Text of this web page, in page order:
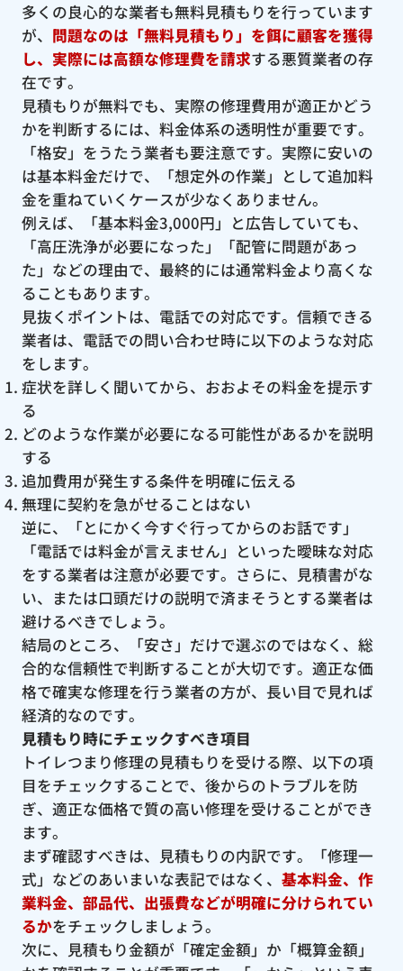
多くの良心的な業者も無料見積もりを行っています
が、 問題なのは「無料見積もり」を餌に顧客を獲得
し、実際には高額な修理費を請求する悪質業者の存
在です。
見積もりが無料でも、実際の修理費用が適正かどう
かを判断するには、料金体系の透明性が重要です。
「格安」をうたう業者も要注意です。実際に安いの
は基本料金だけで、「想定外の作業」として追加料
金を重ねていくケースが少なくありません。
例えば、「基本料金3,000円」と広告していても、
「高圧洗浄が必要になった」「配管に問題があっ
た」などの理由で、最終的には通常料金より高くな
ることもあります。
見抜くポイントは、電話での対応です。信頼できる
業者は、電話での問い合わせ時に以下のような対応
をします。
症状を詳しく聞いてから、おおよその料金を提示す
る
どのような作業が必要になる可能性があるかを説明
する
追加費用が発生する条件を明確に伝える
無理に契約を急がせることはない
逆に、「とにかく今すぐ行ってからのお話です」
「電話では料金が言えません」といった曖昧な対応
をする業者は注意が必要です。さらに、見積書がな
い、または口頭だけの説明で済まそうとする業者は
避けるべきでしょう。
結局のところ、「安さ」だけで選ぶのではなく、総
合的な信頼性で判断することが大切です。適正な価
格で確実な修理を行う業者の方が、長い目で見れば
経済的なのです。
見積もり時にチェックすべき項目
トイレつまり修理の見積もりを受ける際、以下の項
目をチェックすることで、後からのトラブルを防
ぎ、適正な価格で質の高い修理を受けることができ
ます。
まず確認すべきは、見積もりの内訳です。「修理一
式」などのあいまいな表記ではなく、 基本料金、作
業料金、部品代、出張費などが明確に分けられてい
るかをチェックしましょう。
次に、見積もり金額が「確定金額」か「概算金額」